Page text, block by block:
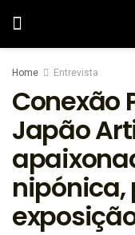
Home Entrevista
Conexão
Japão